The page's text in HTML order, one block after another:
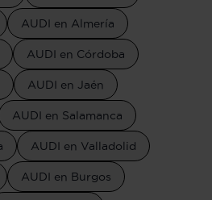
AUDI en Almería
AUDI en Córdoba
AUDI en Jaén
AUDI en Salamanca
AUDI en Valladolid
AUDI en Burgos